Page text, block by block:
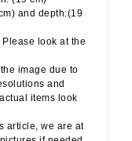
and depth:(19
look at the
image due to
and
items look
article, we are at